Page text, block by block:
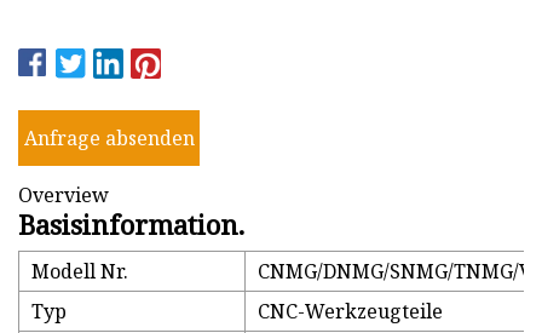
Anfrage absenden
Overview
Basisinformation.
Modell Nr.
CNMG/DNMG/SNMG/TNMG/
Typ
CNC-Werkzeugteile